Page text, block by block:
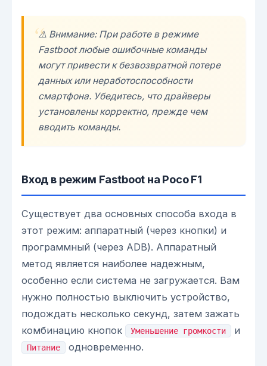
⚠️ Внимание: При работе в режиме
Fastboot любые ошибочные команды
могут привести к безвозвратной потере
данных или неработоспособности
смартфона. Убедитесь, что драйверы
установлены корректно, прежде чем
вводить команды.
Вход в режим Fastboot на Poco F1
Существует два основных способа входа в
этот режим: аппаратный (через кнопки) и
программный (через ADB). Аппаратный
метод является наиболее надежным,
особенно если система не загружается. Вам
нужно полностью выключить устройство,
подождать несколько секунд, затем зажать
комбинацию кнопок
Уменьшение громкости и
Питание одновременно.